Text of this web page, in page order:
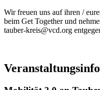
Wir freuen uns auf ihren /
beim Get Together und
tauber-kreis@vcd.org
Veranstaltungsinfo